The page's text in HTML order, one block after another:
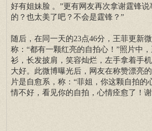
好有姐妹脸 。”更有网友再次拿谢霆锋
的？也太美了吧？不会是霆锋？”
随后，在同一天的23点46分，王菲更新
称：“都有一颗红亮的自拍心！”照片中
衫，长发披肩，笑容灿烂，左手拿着手
大好。此微博曝光后，网友在称赞漂亮
片是自愈系，称：“菲姐，你这颗自拍的
情不好，看见你的自拍，心情痊愈了！